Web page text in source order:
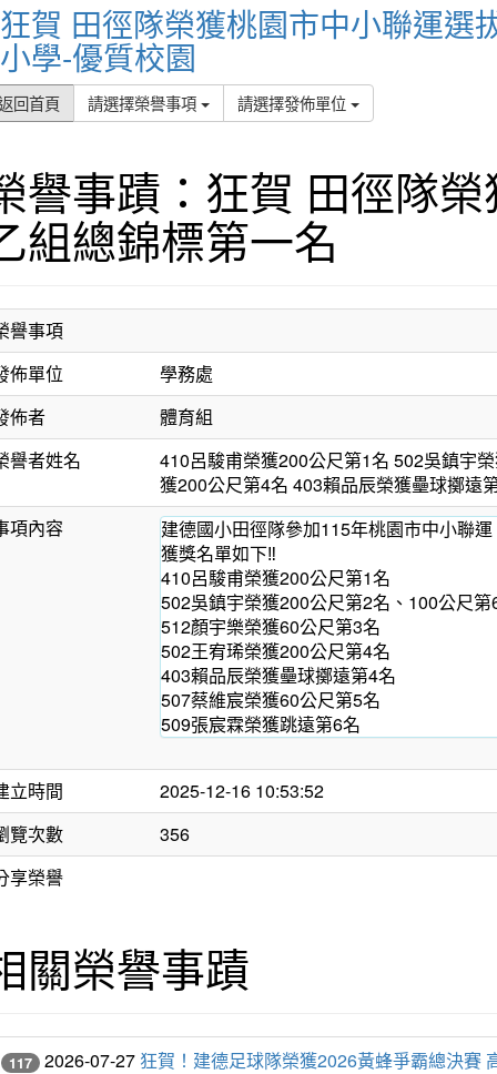
狂賀 田徑隊榮獲桃園市中小聯運選
小學-優質校園
回首頁 請選擇榮譽事項 請選擇發佈單位
譽事蹟：狂賀 田徑隊
組總錦標第一名
譽事項
佈單位
學務處
佈者
體育組
譽者姓名
410呂駿甫榮獲200公尺第1名 502吳鎮宇
獲200公尺第4名 403賴品辰榮獲壘球擲遠
項內容
建德國小田徑隊參加115年桃園市中小聯
獲獎名單如下‼️
410呂駿甫榮獲200公尺第1名
502吳鎮宇榮獲200公尺第2名、100公尺第
512顏宇樂榮獲60公尺第3名
502王宥琋榮獲200公尺第4名
403賴品辰榮獲壘球擲遠第4名
507蔡維宸榮獲60公尺第5名
509張宸霖榮獲跳遠第6名
立時間
2025-12-16 10:53:52
覽次數
356
享榮譽
關榮譽事蹟
117 2026-07-27 狂賀！建德足球隊榮獲2026黃蜂爭霸總決賽